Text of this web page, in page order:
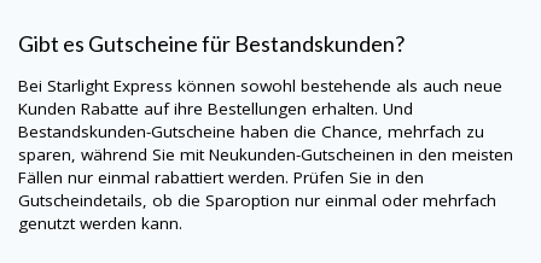
Gibt es Gutscheine für Bestandskunden?
Bei Starlight Express können sowohl bestehende als auch neue
Kunden Rabatte auf ihre Bestellungen erhalten. Und
Bestandskunden-Gutscheine haben die Chance, mehrfach zu
sparen, während Sie mit Neukunden-Gutscheinen in den meisten
Fällen nur einmal rabattiert werden. Prüfen Sie in den
Gutscheindetails, ob die Sparoption nur einmal oder mehrfach
genutzt werden kann.